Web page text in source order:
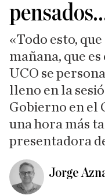
«Todo esto,
mañana, que
UCO se
lleno en la
Gobierno en el
una hora más
presentadora
Jorge